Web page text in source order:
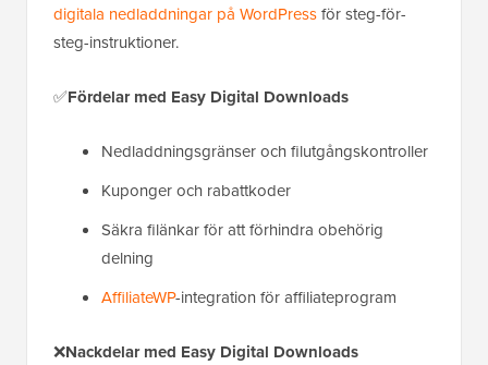
digitala nedladdningar på WordPressför steg-för-
steg-instruktioner.
✅Fördelar med Easy Digital Downloads
Nedladdningsgränser och filutgångskontroller
Kuponger och rabattkoder
Säkra filänkar för att förhindra obehörig
delning
AffiliateWP-integration för affiliateprogram
❌Nackdelar med Easy Digital Downloads